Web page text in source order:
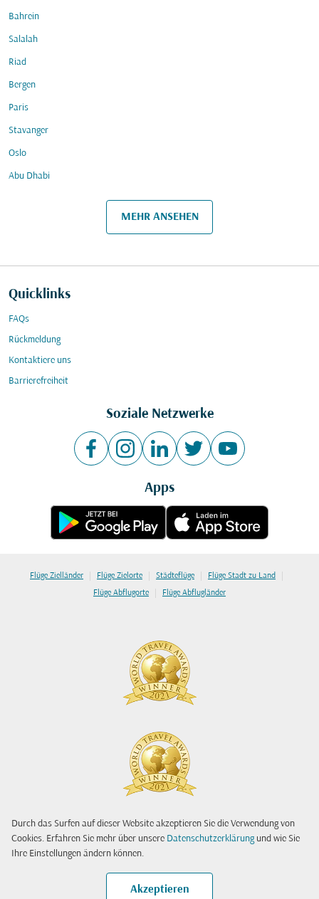
Durch das Surfen auf dieser Website akzeptieren Sie die Verwendung von
Cookies. Erfahren Sie mehr über unsere Datenschutzerklärung und wie Sie
Ihre Einstellungen ändern können.
Akzeptieren
Bahrein
Salalah
Riad
Bergen
Paris
Stavanger
Oslo
Abu Dhabi
MEHR ANSEHEN
Quicklinks
FAQs
Rückmeldung
Kontaktiere uns
Barrierefreiheit
Soziale Netzwerke
Apps
Flüge Zielländer | Flüge Zielorte | Städteflüge | Flüge Stadt zu Land |
Flüge Abflugorte | Flüge Abflugländer